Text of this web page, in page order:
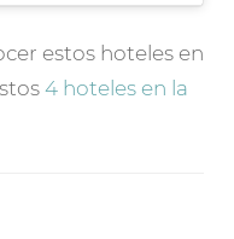
estos hoteles en
4 hoteles en la